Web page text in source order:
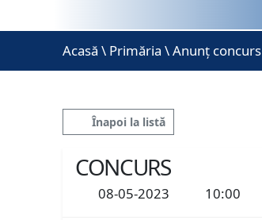
Acasă \ Primăria \ Anunț concurs
Înapoi la listă
CONCURS
08-05-2023 10:00